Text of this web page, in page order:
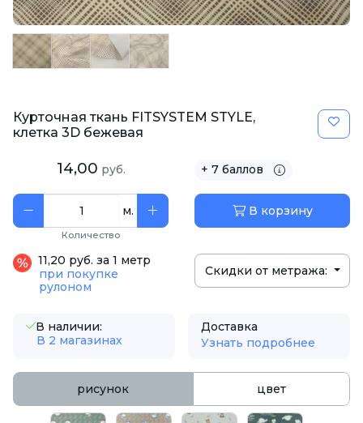
Курточная ткань FITSYSTEM STYLE,
клетка 3D бежевая
14,00 руб. + 7 баллов
м.
Количество
В корзину
11,20 руб. за 1 метр
при покупке
рулоном
Скидки от метража:
В наличии:
В 2 магазинах
Доставка
Узнать подробнее
рисунок цвет